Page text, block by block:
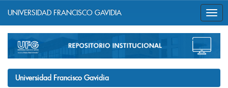
navigation
UNIVERSIDAD FRANCISCO GAVIDIA
Universidad Francisco Gavidia